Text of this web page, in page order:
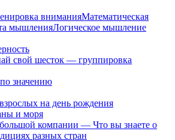
вниманияМатематическая
мышленияЛогическое мышление
свой шесток — группировка
значению
на день рождения
и моря
компании — Что вы знаете о
разных стран